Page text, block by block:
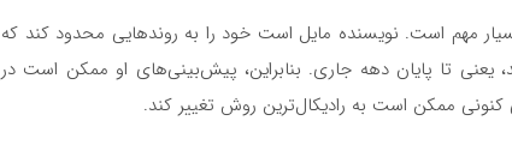
مهم است. نویسنده مایل است خود را به روندهایی محدود کند که
می‌دهند، یعنی تا پایان دهه جاری. بنابراین، پیش‌بینی‌های او ممکن است در
کنونی ممکن است به رادیکال‌ترین روش تغییر کند.